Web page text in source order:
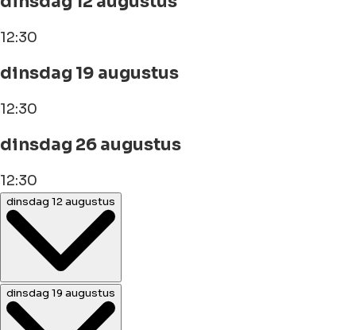
12:30
dinsdag 19 augustus
12:30
dinsdag 26 augustus
12:30
dinsdag 12 augustus
12:30
dinsdag 19 augustus